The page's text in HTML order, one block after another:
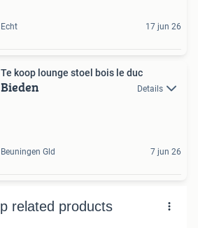
Echt 17 jun 26
Te koop lounge stoel bois le duc
Bieden Details
Beuningen Gld 7 jun 26